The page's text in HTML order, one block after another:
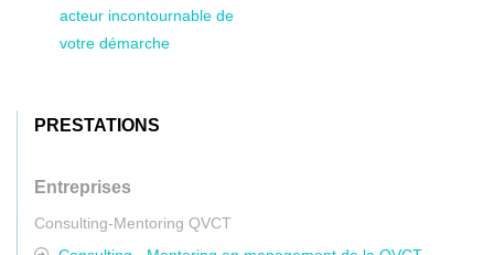
acteur incontournable de
votre démarche
PRESTATIONS
Entreprises
Consulting-Mentoring QVCT